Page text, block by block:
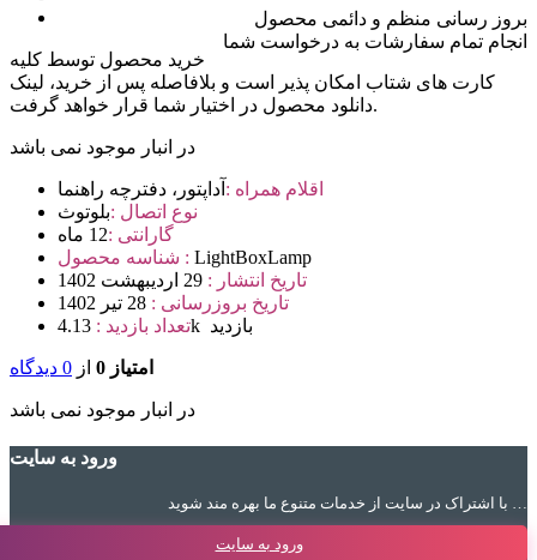
بروز رسانی منظم و دائمی محصول
انجام تمام سفارشات به درخواست شما
خرید محصول توسط کلیه
کارت های شتاب امکان پذیر است و بلافاصله پس از خرید، لینک
دانلود محصول در اختیار شما قرار خواهد گرفت.
در انبار موجود نمی باشد
اقلام همراه : آداپتور، دفترچه راهنما
نوع اتصال :بلوتوث
گارانتی :12 ماه
شناسه محصول : LightBoxLamp
تاریخ انتشار : 29 اردیبهشت 1402
تاریخ بروزرسانی : 28 تیر 1402
تعداد بازدید :
4.13k بازدید
امتیاز 0 از 0 دیدگاه
در انبار موجود نمی باشد
ورود به سایت
با اشتراک در سایت از خدمات متنوع ما بهره مند شوید …
ورود به سایت